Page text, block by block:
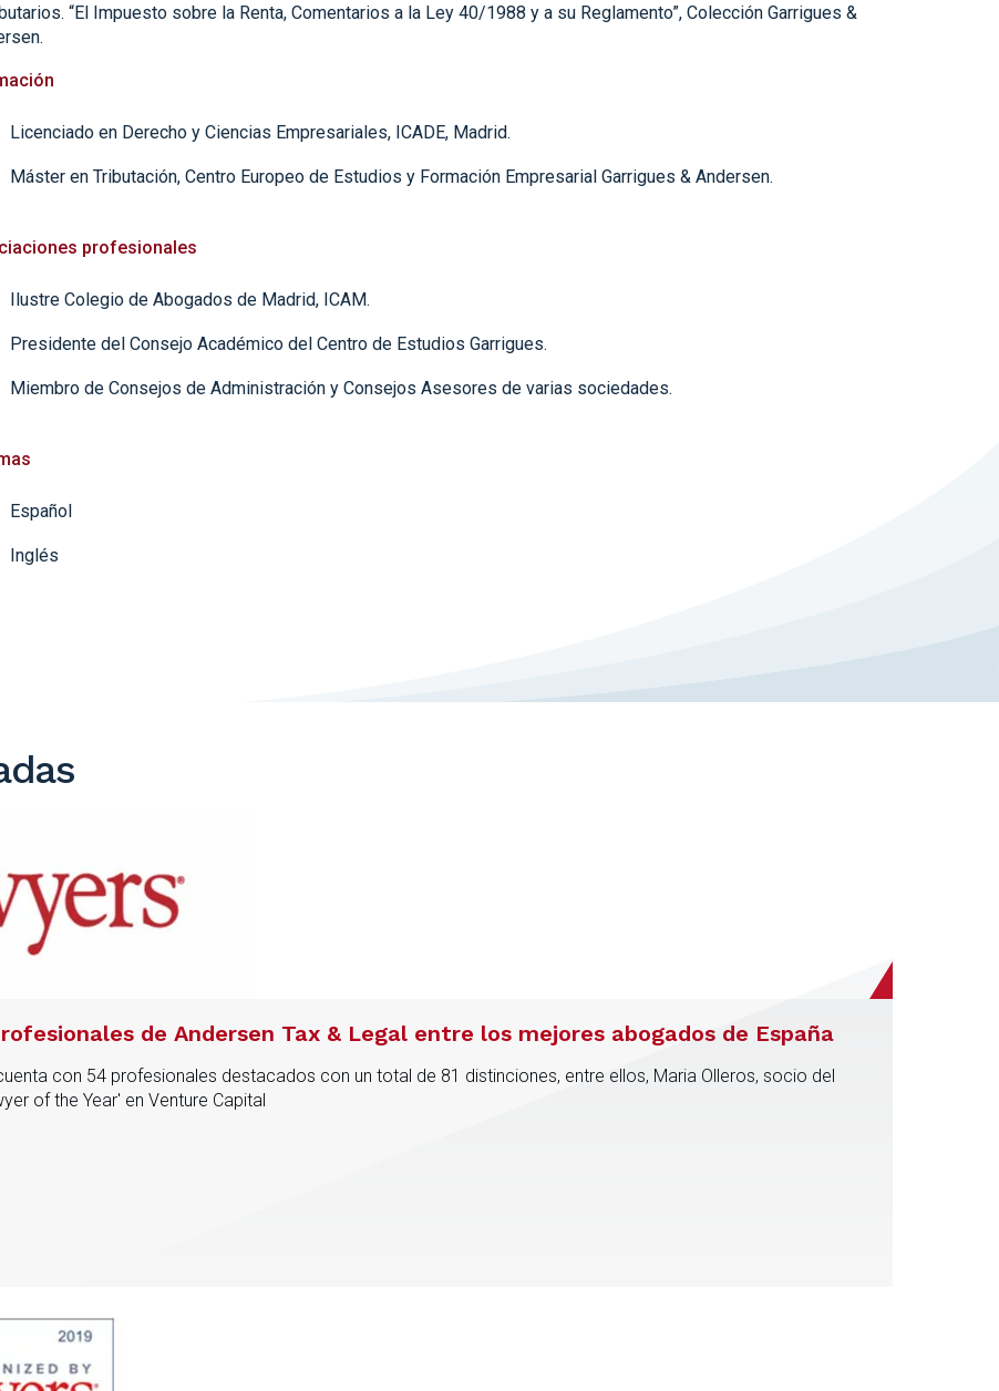
“El Impuesto sobre la Renta, Comentarios a la Ley 40/1988 y a su Reglamento”, Colección Garrigues &
Licenciado en Derecho y Ciencias Empresariales, ICADE, Madrid.
Máster en Tributación, Centro Europeo de Estudios y Formación Empresarial Garrigues & Andersen.
profesionales
Ilustre Colegio de Abogados de Madrid, ICAM.
Presidente del Consejo Académico del Centro de Estudios Garrigues.
Miembro de Consejos de Administración y Consejos Asesores de varias sociedades.
Español
Inglés
de Andersen Tax & Legal entre los mejores abogados de España
con 54 profesionales destacados con un total de 81 distinciones, entre ellos, Maria Olleros, socio del
of the Year' en Venture Capital